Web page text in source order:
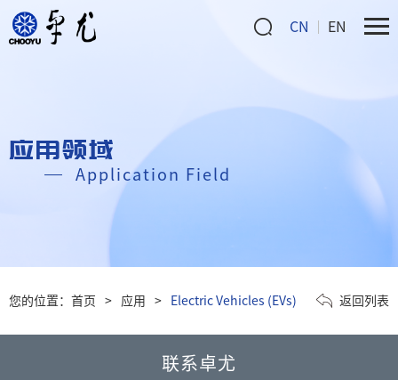
CN EN
应用领域
Application Field
您的位置： 首页 > 应用 > Electric Vehicles (EVs) 返回列表
联系卓尤